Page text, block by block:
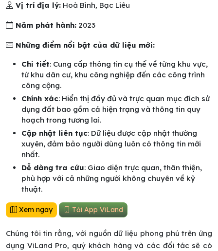
Vị trí địa lý: Hoà Bình, Bạc Liêu
Năm phát hành: 2023
Những điểm nổi bật của dữ liệu mới:
Chi tiết: Cung cấp thông tin cụ thể về từng khu vực,
từ khu dân cư, khu công nghiệp đến các công trình
công cộng.
Chính xác: Hiển thị đầy đủ và trực quan mục đích sử
dụng đất bao gồm cả hiện trạng và thông tin quy
hoạch trong tương lai.
Cập nhật liên tục: Dữ liệu được cập nhật thường
xuyên, đảm bảo người dùng luôn có thông tin mới
nhất.
Dễ dàng tra cứu: Giao diện trực quan, thân thiện,
phù hợp với cả những người không chuyên về kỹ
thuật.
Xem ngay Tải App ViLand
Chúng tôi tin rằng, với nguồn dữ liệu phong phú trên ứng
dụng ViLand Pro, quý khách hàng và các đối tác sẽ có